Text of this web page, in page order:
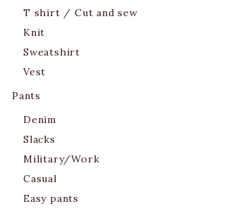
T shirt / Cut and sew
Knit
Sweatshirt
Vest
Pants
Denim
Slacks
Military/Work
Casual
Easy pants